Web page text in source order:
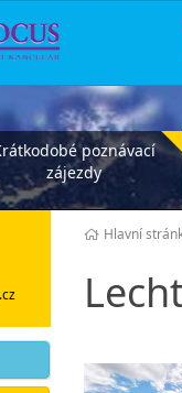
poznávací
zájezdy
Hlavní